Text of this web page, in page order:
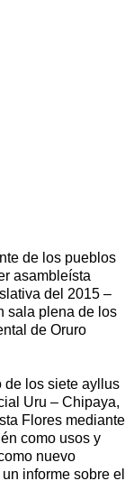
de los pueblos
asambleísta
del 2015 –
sala plena de los
de Oruro
de los siete ayllus
Uru – Chipaya,
Flores mediante
como usos y
nuevo
informe sobre el